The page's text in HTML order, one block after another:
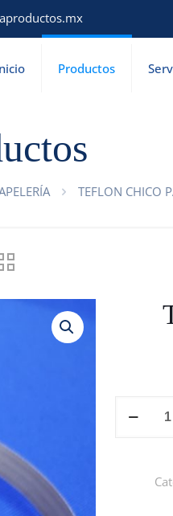
Productos
TEFLON CHICO
SELLADORA